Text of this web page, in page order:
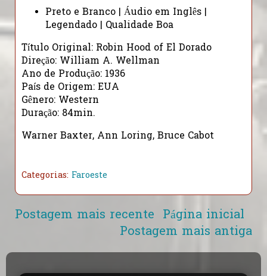
Preto e Branco | Áudio em Inglês |
Legendado | Qualidade Boa
Título Original: Robin Hood of El Dorado
Direção: William A. Wellman
Ano de Produção: 1936
País de Origem: EUA
Gênero: Western
Duração: 84min.
Warner Baxter, Ann Loring, Bruce Cabot
Categorias: Faroeste
Postagem mais recente
Postagem mais antiga
Página inicial